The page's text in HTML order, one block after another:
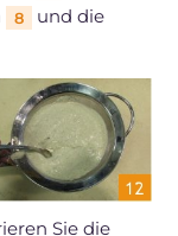
8
und die
Sie die